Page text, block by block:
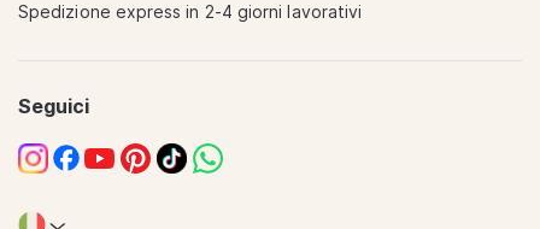
Translation
Spedizione express in 2-4 giorni lavorativi
Seguici
Instagram
Facebook
YouTubePinterest
TikTokWhatsApp